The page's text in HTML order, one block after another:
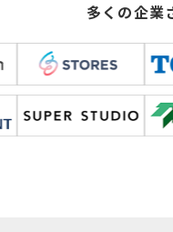
多くの企業